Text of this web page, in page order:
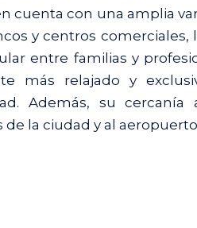
cuenta con una amplia
y centros comerciales,
entre familias y
más relajado y
Además, su cercanía
de la ciudad y al